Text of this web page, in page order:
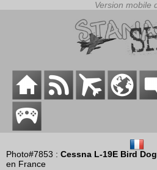
Photo#7853 : Cessna L-19E Bird Dog
en France